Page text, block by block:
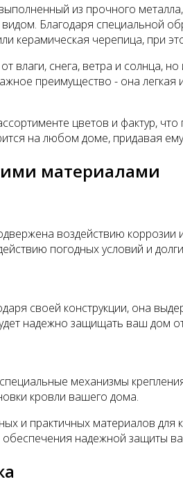
из прочного
Благодаря специальной
керамическая черепица, при
снега, ветра и солнца,
преимущество - она легкая
цветов и фактур,
на любом доме, придавая
материалами
воздействию коррозии
погодных условий и
своей конструкции, она
надежно защищать ваш дом
механизмы
кровли вашего дома.
и практичных материалов
надежной защиты